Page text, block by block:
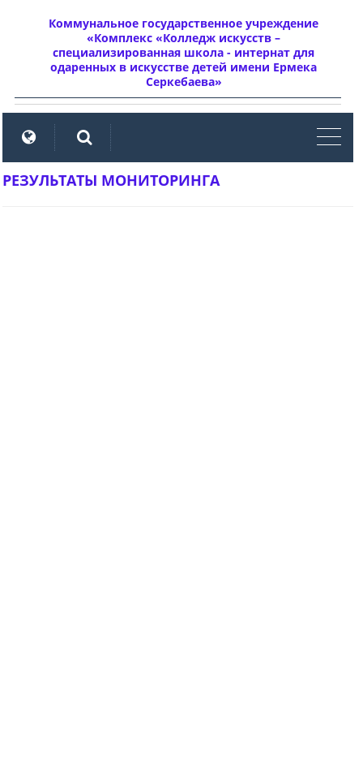
Коммунальное государственное учреждение
«Комплекс «Колледж искусств –
специализированная школа - интернат для
одаренных в искусстве детей имени Ермека
Серкебаева»
РЕЗУЛЬТАТЫ МОНИТОРИНГА